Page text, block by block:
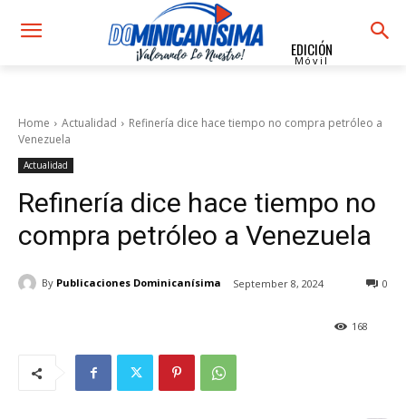
EDICIÓN
Móvil
Home Actualidad
Refinería dice hace tiempo no compra petróleo a
Venezuela
Actualidad
Refinería dice hace tiempo no
compra petróleo a Venezuela
By Publicaciones Dominicanísima September 8, 2024 0
168